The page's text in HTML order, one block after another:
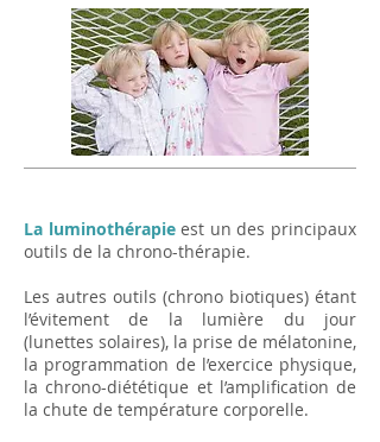
La luminothérapieest un des principaux
outils de la chrono-thérapie.
Les autres outils (chrono biotiques) étant
l’évitement de la lumière du jour
(lunettes solaires), la prise de mélatonine,
la programmation de l’exercice physique,
la chrono-diététique et l’amplification de
la chute de température corporelle.